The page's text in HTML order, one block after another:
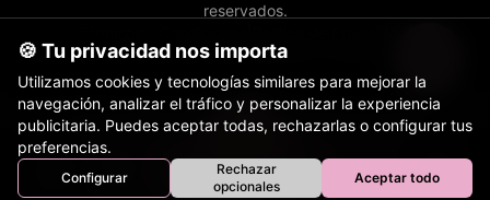
Inicio Perros Tienda Bovinos Aves
reservados.
Política de Envíos|Configurar cookies
© 2026 Criadero Las Mascotas - Todos los derechos
Términos y Condiciones|Política de Privacidad|
Política de Envíos
🍪 Tu privacidad nos importa
Utilizamos cookies y tecnologías similares para mejorar la
navegación, analizar el tráfico y personalizar la experiencia
publicitaria. Puedes aceptar todas, rechazarlas o configurar tus
preferencias.
Configurar
Rechazar
opcionales
Aceptar todo